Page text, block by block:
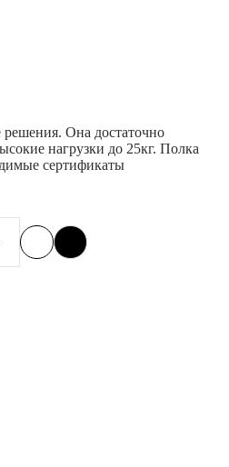
Она достаточно
нагрузки до 25кг. Полка
сертификаты